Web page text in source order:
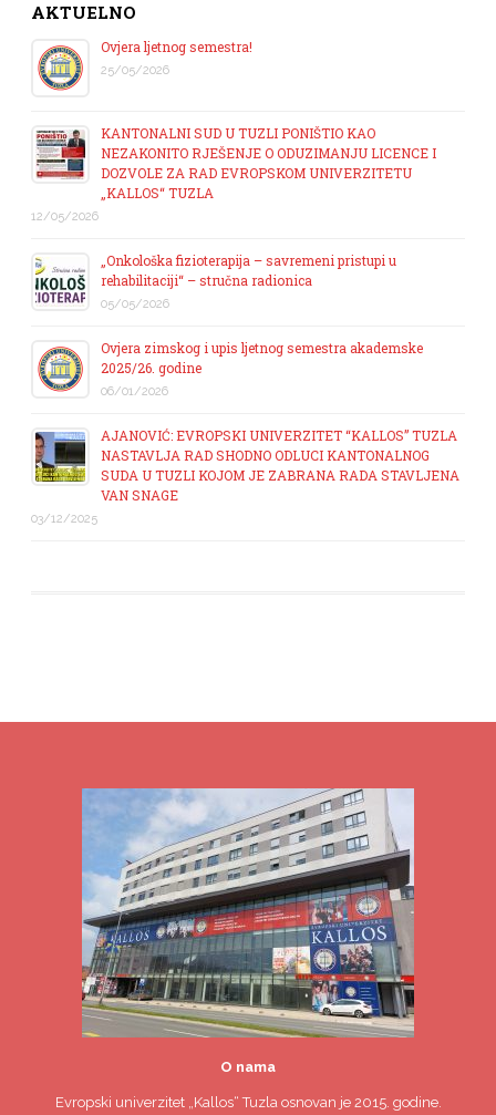
AKTUELNO
Ovjera ljetnog semestra!
25/05/2026
KANTONALNI SUD U TUZLI PONIŠTIO KAO
NEZAKONITO RJEŠENJE O ODUZIMANJU LICENCE I
DOZVOLE ZA RAD EVROPSKOM UNIVERZITETU
„KALLOS“ TUZLA
12/05/2026
„Onkološka fizioterapija – savremeni pristupi u
rehabilitaciji“ – stručna radionica
05/05/2026
Ovjera zimskog i upis ljetnog semestra akademske
2025/26. godine
06/01/2026
AJANOVIĆ: EVROPSKI UNIVERZITET “KALLOS” TUZLA
NASTAVLJA RAD SHODNO ODLUCI KANTONALNOG
SUDA U TUZLI KOJOM JE ZABRANA RADA STAVLJENA
VAN SNAGE
03/12/2025
O nama
Evropski univerzitet„Kallos“ Tuzla osnovan je 2015. godine.